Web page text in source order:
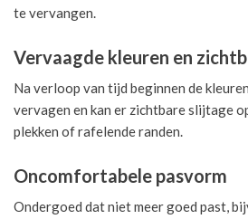
te vervangen.
Vervaagde kleuren en
Na verloop van tijd beginnen de
vervagen en kan er zichtbare slijtage
plekken of rafelende randen.
Oncomfortabele pasvorm
Ondergoed dat niet meer goed past,